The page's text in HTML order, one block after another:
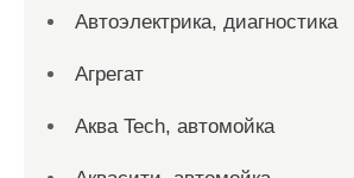
Автоэлектрика, диагностика
Агрегат
Аква Tech, автомойка